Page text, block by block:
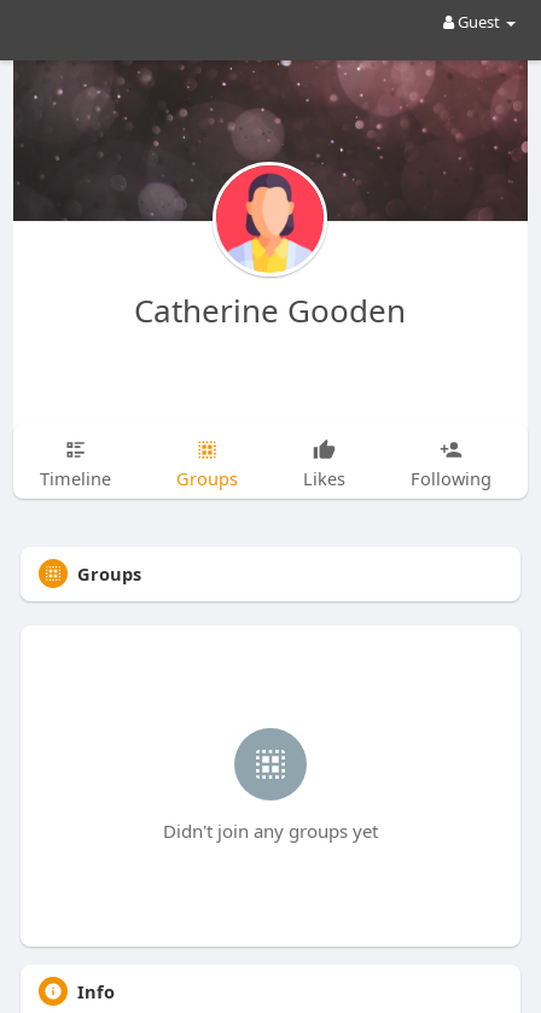
Guest
Catherine Gooden
Timeline Groups Likes Following
Groups
Didn't join any groups yet
Info